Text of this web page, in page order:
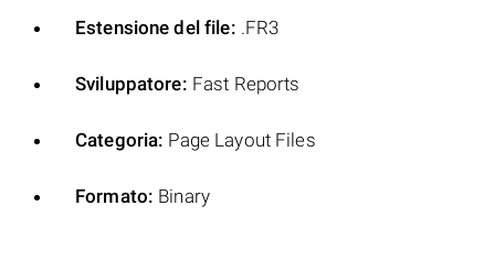
Estensione del file: .FR3
Sviluppatore: Fast Reports
Categoria: Page Layout Files
Formato: Binary